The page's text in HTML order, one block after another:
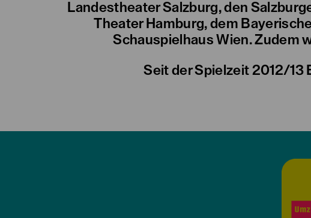
Landestheater Salzburg, den
Theater Hamburg, dem
Schauspielhaus Wien. Zudem
Seit der Spielzeit 2012/